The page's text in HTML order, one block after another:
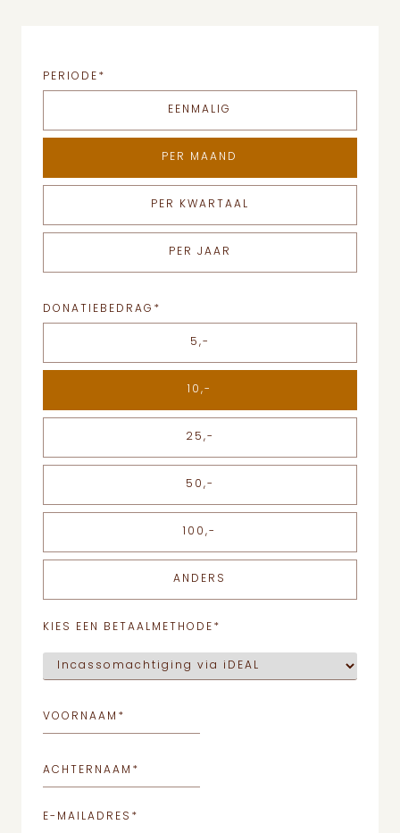
PERIODE *
EENMALIG
PER MAAND
PER KWARTAAL
PER JAAR
DONATIEBEDRAG *
5,-
10,-
25,-
50,-
100,-
ANDERS
KIES EEN BETAALMETHODE *
VOORNAAM *
ACHTERNAAM *
E-MAILADRES *